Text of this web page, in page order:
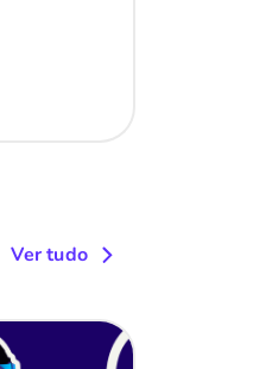
Ver tudo